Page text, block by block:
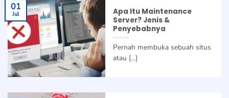
Apa Itu Maintenance
Server? Jenis &
Penyebabnya
Pernah membuka sebuah situs
atau [...]
01
Jul